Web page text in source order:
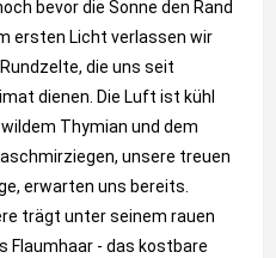
bevor die Sonne den Rand
ersten Licht verlassen wir
die uns seit
dienen. Die Luft ist kühl
Thymian und dem
unsere treuen
erwarten uns bereits.
trägt unter seinem rauen
Flaumhaar - das kostbare